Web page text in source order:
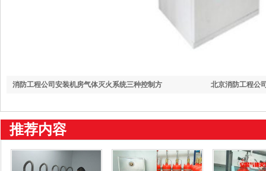
北京消防工程公
消防工程公司安装机房气体灭火系统三种控制方
推荐内容